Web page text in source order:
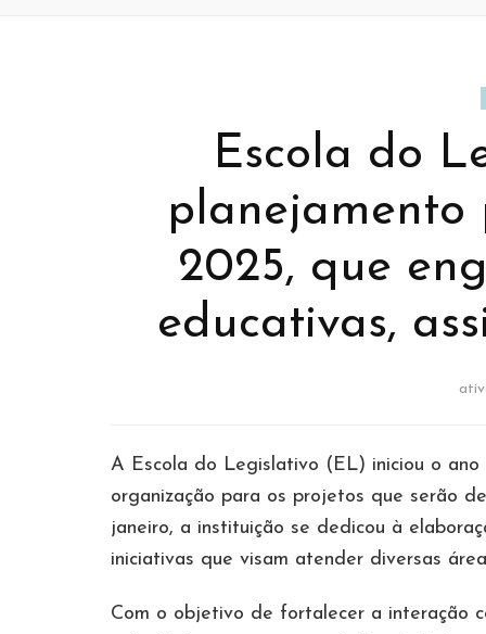
Escola do
planejamento
2025, que
educativas,
A Escola do Legislativo (EL) iniciou o
organização para os projetos que serão
janeiro, a instituição se dedicou à
iniciativas que visam atender diversas
Com o objetivo de fortalecer a interação